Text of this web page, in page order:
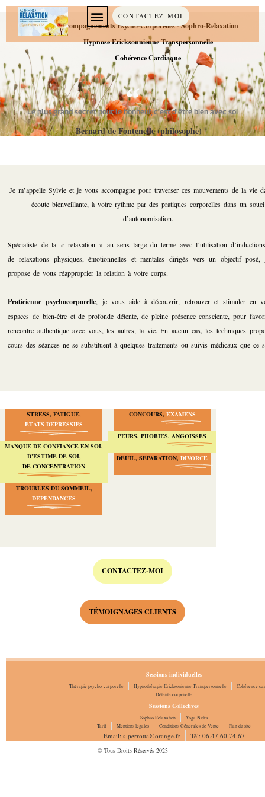
CONTACTEZ-MOI
Accompagnements Psycho-Corporelles - Sophro-Relaxation
Hypnose Ericksonnienne Transpersonnelle
Cohérence Cardiaque
Le plus grand secret pour le bonheur, c'est d'être bien avec soi
Bernard de Fontenelle (philosophe)
Je m’appelle Sylvie et je vous accompagne pour traverser ces mouvements de la vie
écoute bienveillante, à votre rythme par des pratiques corporelles dans un souci
d’autonomisation.
Spécialiste de la « relaxation » au sens large du terme avec l’utilisation
de relaxations physiques, émotionnelles et mentales dirigés vers un objectif
propose de vous réapproprier la relation à votre corps.
Praticienne psychocorporelle, je vous aide à découvrir, retrouver et stimuler en
espaces de bien-être et de profonde détente, de pleine présence consciente, pour
rencontre authentique avec vous, les autres, la vie. En aucun cas, les techniques proposées au
cours des séances ne se substituent à quelques traitements ou suivis médicaux que ce
STRESS, FATIGUE,
ETATS DEPRESSIFS
MANQUE DE CONFIANCE EN SOI,
D'ESTIME DE SOI,
DE CONCENTRATION
TROUBLES DU SOMMEIL,
DEPENDANCES
CONCOURS, EXAMENS
PEURS, PHOBIES, ANGOISSES
DEUIL, SEPARATION, DIVORCE
CONTACTEZ-MOI
TÉMOIGNAGES CLIENTS
Sessions individuelles
Thérapie psycho-corporelle Hypnothérapie Ericksonienne Transpersonnelle
Cohérence
Détente corporelle
Sessions Collectives
Sophro Relaxation
Yoga Nidra
Tarif
Mentions légales Conditions Générales de Vente Plan du site
Email: s-perrotta@orange.fr Tél: 06.47.60.74.67
© Tous Droits Réservés 2023